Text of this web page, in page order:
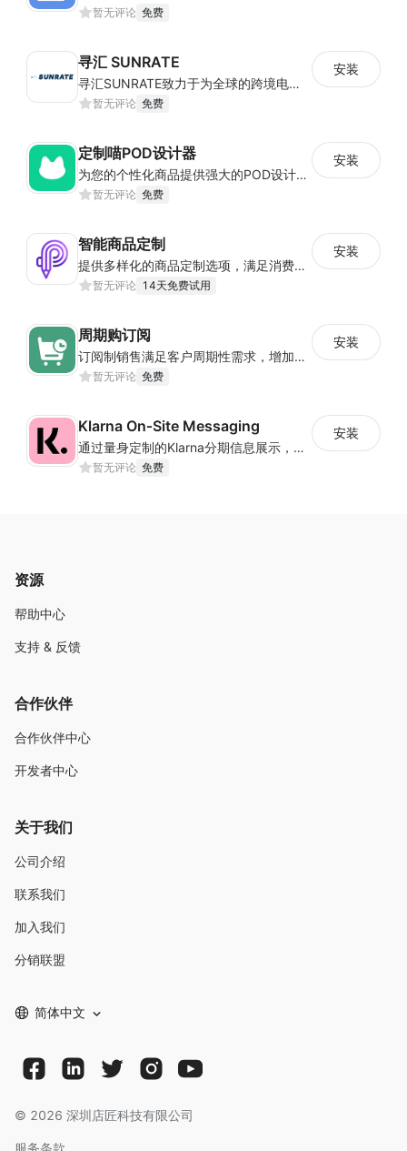
暂无评论 免费
寻汇 SUNRATE
寻汇SUNRATE致力于为全球的跨境电商、一般贸易、在线航旅、留学教育等企业客户提供一站式跨境支付产品与服务.
暂无评论 免费
安装
定制喵POD设计器
为您的个性化商品提供强大的POD设计器和在线定制功能
暂无评论 免费
安装
智能商品定制
提供多样化的商品定制选项，满足消费者个性化需求，提升专属感并促进销售
暂无评论 14天免费试用
安装
周期购订阅
订阅制销售满足客户周期性需求，增加客户价值，创造可预测收入
暂无评论 免费
安装
Klarna On‑Site Messaging
通过量身定制的Klarna分期信息展示，提高销售转化
暂无评论 免费
安装
资源
帮助中心
支持 & 反馈
合作伙伴
合作伙伴中心
开发者中心
关于我们
公司介绍
联系我们
加入我们
分销联盟
简体中文
© 2026 深圳店匠科技有限公司
服务条款